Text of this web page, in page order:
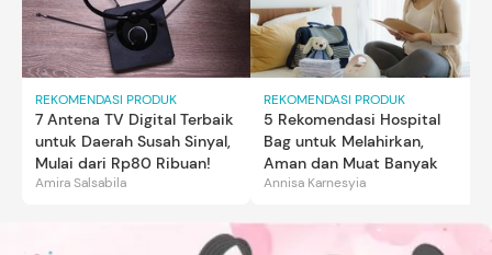
REKOMENDASI PRODUK
7 Antena TV Digital Terbaik
untuk Daerah Susah Sinyal,
Mulai dari Rp80 Ribuan!
Amira Salsabila
REKOMENDASI PRODUK
5 Rekomendasi Hospital
Bag untuk Melahirkan,
Aman dan Muat Banyak
Annisa Karnesyia